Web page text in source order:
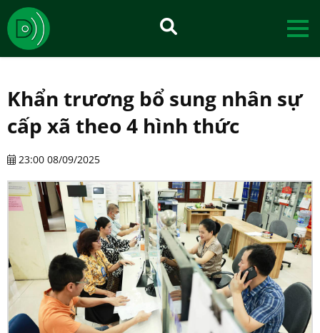
Khẩn trương bổ sung nhân sự
cấp xã theo 4 hình thức
23:00 08/09/2025